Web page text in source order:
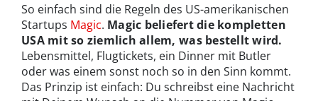
So einfach sind die Regeln des US-amerikanischen
Startups Magic. Magic beliefert die kompletten
USA mit so ziemlich allem, was bestellt wird.
Lebensmittel, Flugtickets, ein Dinner mit Butler
oder was einem sonst noch so in den Sinn kommt.
Das Prinzip ist einfach: Du schreibst eine Nachricht